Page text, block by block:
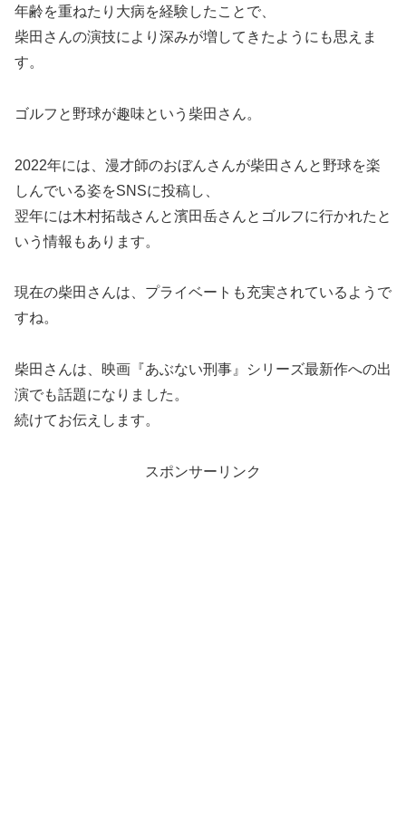
年齢を重ねたり大病を経験したことで、
柴田さんの演技により深みが増してきたようにも思えま
す。
ゴルフと野球が趣味という柴田さん。
2022年には、漫才師のおぼんさんが柴田さんと野球を楽
しんでいる姿をSNSに投稿し、
翌年には木村拓哉さんと濱田岳さんとゴルフに行かれたと
いう情報もあります。
現在の柴田さんは、プライベートも充実されているようで
すね。
柴田さんは、映画『あぶない刑事』シリーズ最新作への出
演でも話題になりました。
続けてお伝えします。
スポンサーリンク